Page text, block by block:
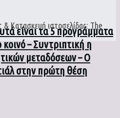
είναι τα 5 προγράμματα
– Συντριπτική η
μεταδόσεων – Ο
στην πρώτη θέση
& Κατασκευή ιστοσελίδας: The